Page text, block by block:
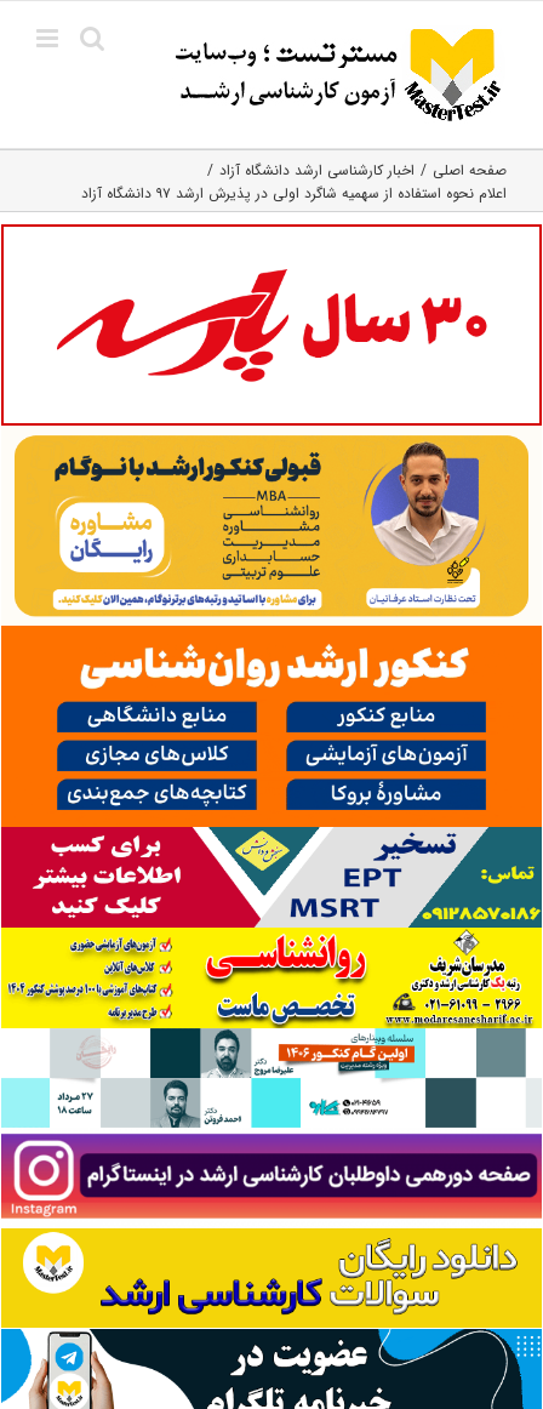
content
صفحه اصلی
اخبار کارشناسی ارشد دانشگاه آزاد
اعلام نحوه استفاده از سهمیه شاگرد اولی در پذیرش ارشد ۹۷ دانشگاه آزاد